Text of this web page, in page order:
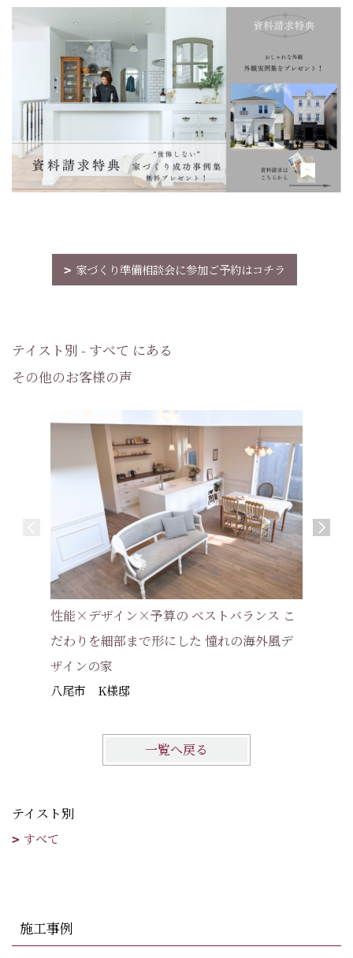
家づくり準備相談会に参加ご予約はコチラ
テイスト別 - すべて にある
その他のお客様の声
性能×デザイン×予算の ベストバランス こ
だわりを細部まで形にした 憧れの海外風デ
ザインの家
八尾市 K様邸
一覧へ戻る
テイスト別
すべて
施工事例